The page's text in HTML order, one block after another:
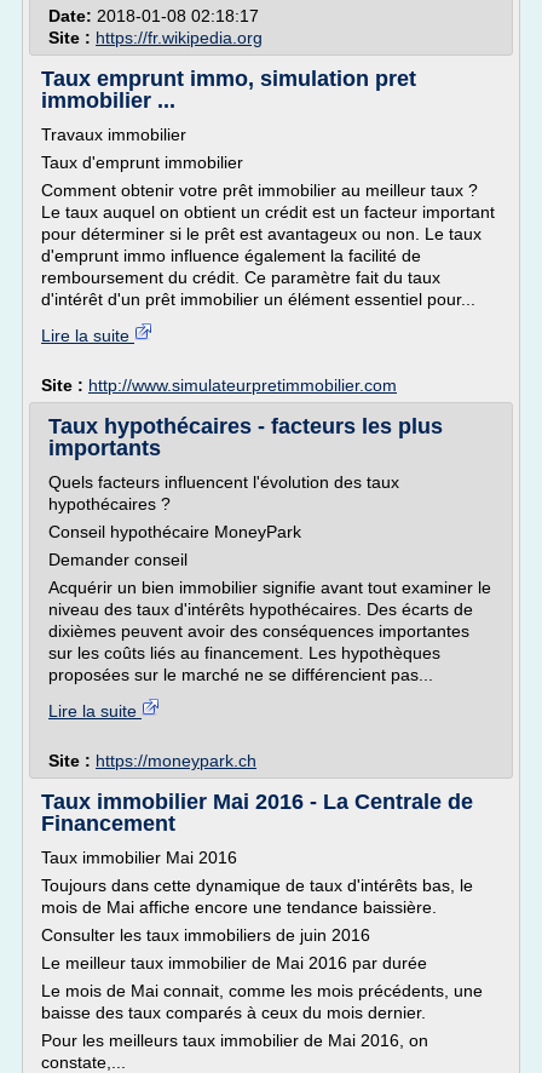
Date: 2018-01-08 02:18:17
Site : https://fr.wikipedia.org
Taux emprunt immo, simulation pret
immobilier ...
Travaux immobilier
Taux d'emprunt immobilier
Comment obtenir votre prêt immobilier au meilleur taux ?
Le taux auquel on obtient un crédit est un facteur important
pour déterminer si le prêt est avantageux ou non. Le taux
d'emprunt immo influence également la facilité de
remboursement du crédit. Ce paramètre fait du taux
d'intérêt d'un prêt immobilier un élément essentiel pour...
Lire la suite
Site : http://www.simulateurpretimmobilier.com
Taux hypothécaires - facteurs les plus
importants
Quels facteurs influencent l'évolution des taux
hypothécaires ?
Conseil hypothécaire MoneyPark
Demander conseil
Acquérir un bien immobilier signifie avant tout examiner le
niveau des taux d'intérêts hypothécaires. Des écarts de
dixièmes peuvent avoir des conséquences importantes
sur les coûts liés au financement. Les hypothèques
proposées sur le marché ne se différencient pas...
Lire la suite
Site : https://moneypark.ch
Taux immobilier Mai 2016 - La Centrale de
Financement
Taux immobilier Mai 2016
Toujours dans cette dynamique de taux d'intérêts bas, le
mois de Mai affiche encore une tendance baissière.
Consulter les taux immobiliers de juin 2016
Le meilleur taux immobilier de Mai 2016 par durée
Le mois de Mai connait, comme les mois précédents, une
baisse des taux comparés à ceux du mois dernier.
Pour les meilleurs taux immobilier de Mai 2016, on
constate,...